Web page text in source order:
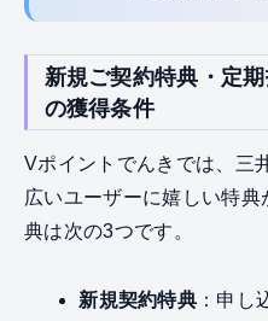
新規ご契約特典・定
の獲得条件
Vポイントでんきでは、三
広いユーザーに嬉しい特
典は次の3つです。
新規契約特典 ：申し